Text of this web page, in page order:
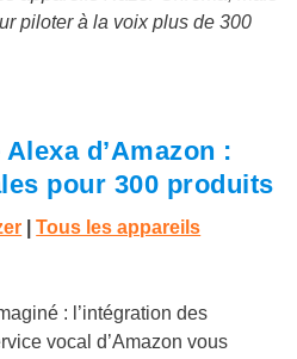
piloter à la voix plus de 300
d’Amazon :
pour 300 produits
|Tous les appareils
: l’intégration des
vocal d’Amazon vous